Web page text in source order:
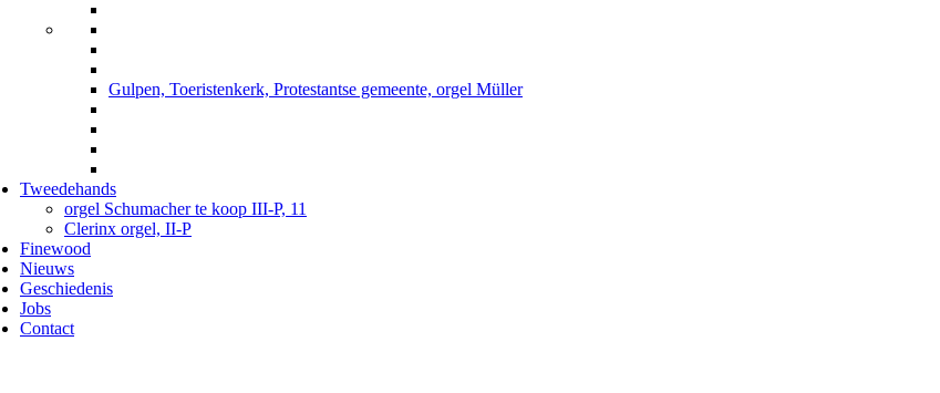
Gulpen, Toeristenkerk, Protestantse gemeente, orgel Müller
Tweedehands
orgel Schumacher te koop III-P, 11
Clerinx orgel, II-P
Finewood
Nieuws
Geschiedenis
Jobs
Contact